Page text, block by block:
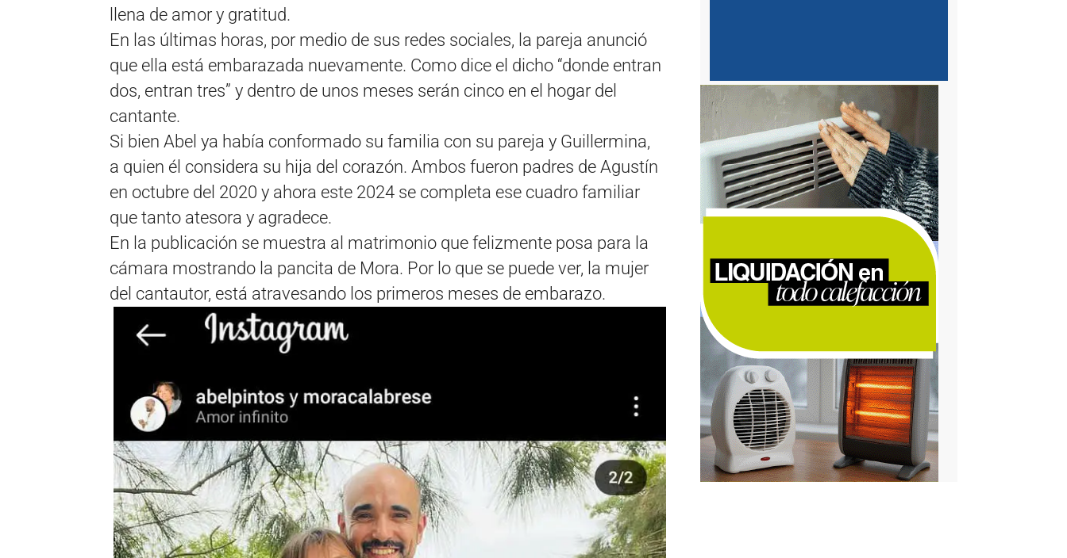
llena de amor y gratitud.
En las últimas horas, por medio de sus redes sociales, la pareja anunció
que ella está embarazada nuevamente. Como dice el dicho “donde entran
dos, entran tres” y dentro de unos meses serán cinco en el hogar del
cantante.
Si bien Abel ya había conformado su familia con su pareja y Guillermina,
a quien él considera su hija del corazón. Ambos fueron padres de Agustín
en octubre del 2020 y ahora este 2024 se completa ese cuadro familiar
que tanto atesora y agradece.
En la publicación se muestra al matrimonio que felizmente posa para la
cámara mostrando la pancita de Mora. Por lo que se puede ver, la mujer
del cantautor, está atravesando los primeros meses de embarazo.